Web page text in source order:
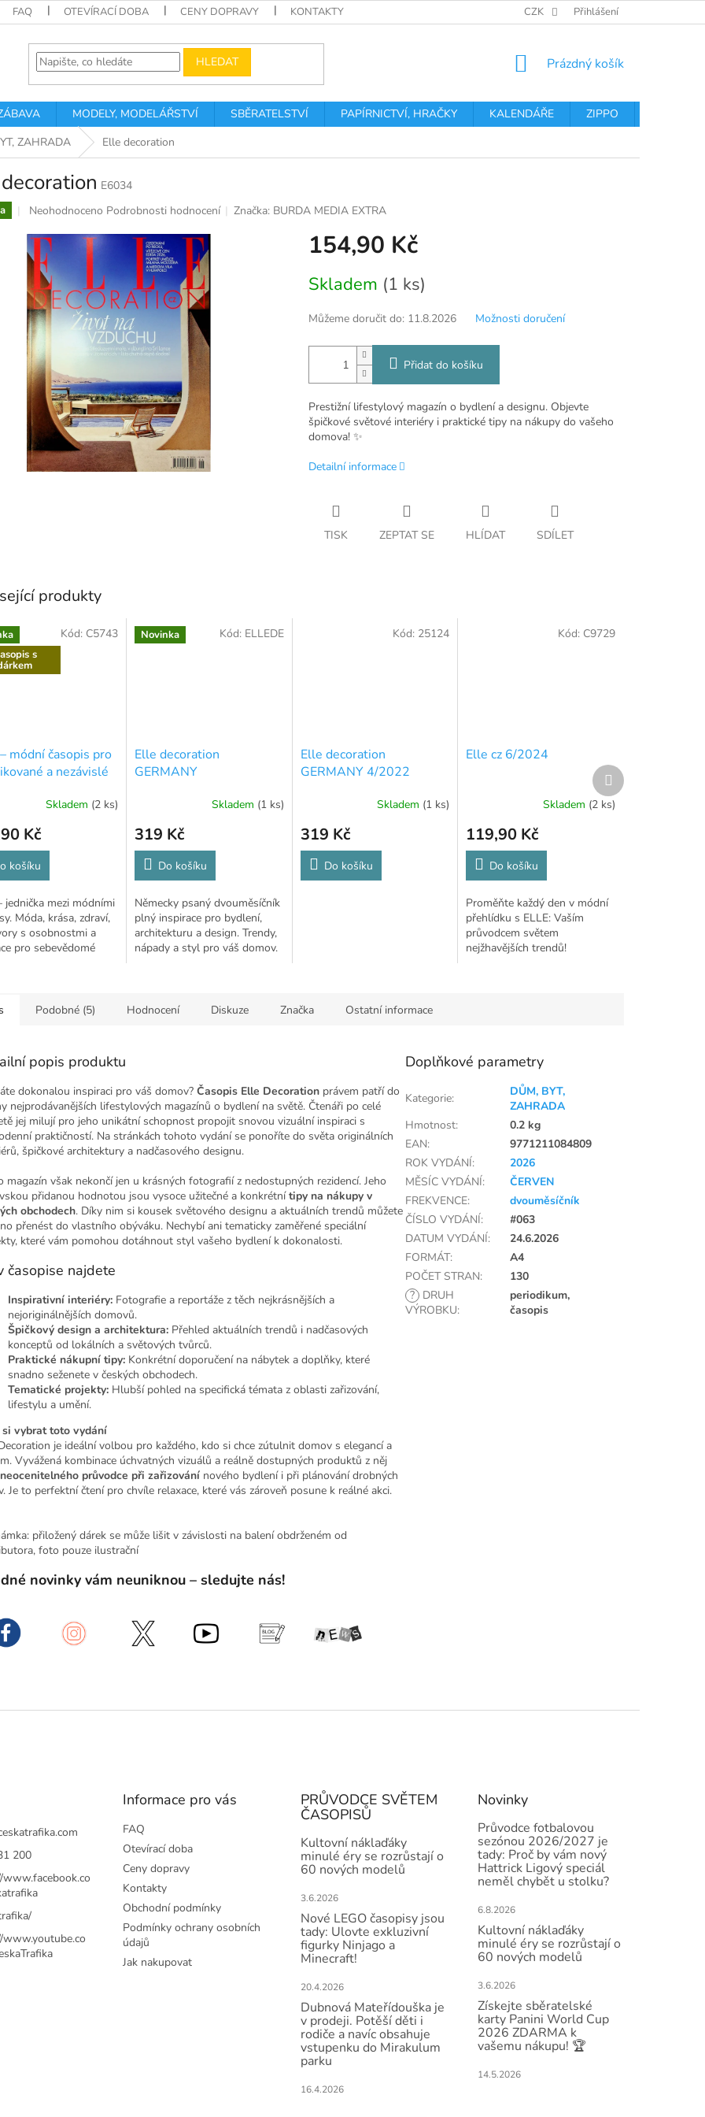
FAQ OTEVÍRACÍ DOBA CENY DOPRAVY KONTAKTY PODMÍNKY OCHRANY OSOBNÍCH
CZK Přihlášení
HLEDAT
NÁKUPNÍ
Prázdný košík
MODELY, MODELÁŘSTVÍ SBĚRATELSTVÍ PAPÍRNICTVÍ, HRAČKY KALENDÁŘE ZIPPO
ZAHRADA Elle decoration
E6034
Průměrné
produktu
je
0,0
z
5
hvězdiček.
Neohodnoceno Podrobnosti hodnocení Značka: BURDA MEDIA EXTRA
154,90 Kč
cena:
Skladem (1 ks)
Můžeme doručit do: 11.8.2026 Možnosti doručení
Přidat do košíku
Prestižní lifestylový magazín o bydlení a designu. Objevte
špičkové světové interiéry i praktické tipy na nákupy do vašeho
domova! ✨
Detailní informace
TISK ZEPTAT SE HLÍDAT SDÍLET
produkty
s
módní časopis pro
a nezávislé
Skladem (2 ks)
Kč
košíku
jednička mezi módními
Móda, krása, zdraví,
s osobnostmi a
pro sebevědomé
Kód: C5743 Novinka
Elle decoration
GERMANY
Skladem (1 ks)
319 Kč
Do košíku
Německy psaný dvouměsíčník
plný inspirace pro bydlení,
architekturu a design. Trendy,
nápady a styl pro váš domov.
Kód: ELLEDE
Elle decoration
GERMANY 4/2022
Skladem (1 ks)
319 Kč
Do košíku
Kód: 25124
Elle cz 6/2024
Skladem (2 ks)
119,90 Kč
Do košíku
Proměňte každý den v módní
přehlídku s ELLE: Vaším
průvodcem světem
nejžhavějších trendů!
Kód: C9729
Další
produkt
Podobné (5) Hodnocení Diskuze Značka Ostatní informace
popis produktu
dokonalou inspiraci pro váš domov? Časopis Elle Decoration právem patří do
nejprodávanějších lifestylových magazínů o bydlení na světě. Čtenáři po celé
jej milují pro jeho unikátní schopnost propojit snovou vizuální inspiraci s
praktičností. Na stránkách tohoto vydání se ponoříte do světa originálních
špičkové architektury a nadčasového designu.
magazín však nekončí jen u krásných fotografií z nedostupných rezidencí. Jeho
přidanou hodnotou jsou vysoce užitečné a konkrétní tipy na nákupy v
obchodech. Díky nim si kousek světového designu a aktuálních trendů můžete
přenést do vlastního obýváku. Nechybí ani tematicky zaměřené speciální
které vám pomohou dotáhnout styl vašeho bydlení k dokonalosti.
časopise najdete
Inspirativní interiéry: Fotografie a reportáže z těch nejkrásnějších a
nejoriginálnějších domovů.
Špičkový design a architektura: Přehled aktuálních trendů i nadčasových
konceptů od lokálních a světových tvůrců.
Praktické nákupní tipy: Konkrétní doporučení na nábytek a doplňky, které
snadno seženete v českých obchodech.
Tematické projekty: Hlubší pohled na specifická témata z oblasti zařizování,
lifestylu a umění.
si vybrat toto vydání
je ideální volbou pro každého, kdo si chce zútulnit domov s elegancí a
Vyvážená kombinace úchvatných vizuálů a reálně dostupných produktů z něj
neocenitelného průvodce při zařizování nového bydlení i při plánování drobných
Je to perfektní čtení pro chvíle relaxace, které vás zároveň posune k reálné akci.
přiložený dárek se může lišit v závislosti na balení obdrženém od
foto pouze ilustrační
novinky vám neuniknou – sledujte nás!
Doplňkové parametry
Kategorie:
DŮM, BYT,
ZAHRADA
Hmotnost:
0.2 kg
EAN:
9771211084809
ROK VYDÁNÍ:
2026
MĚSÍC VYDÁNÍ:
ČERVEN
FREKVENCE:
dvouměsíčník
ČÍSLO VYDÁNÍ:
#063
DATUM VYDÁNÍ:
24.6.2026
FORMÁT:
A4
POČET STRAN:
130
? DRUH
VÝROBKU:
periodikum,
časopis
200
Informace pro vás
FAQ
Otevírací doba
Ceny dopravy
Kontakty
Obchodní podmínky
Podmínky ochrany osobních
údajů
Jak nakupovat
PRŮVODCE SVĚTEM
ČASOPISŮ
Kultovní náklaďáky
minulé éry se rozrůstají o
60 nových modelů
3.6.2026
Nové LEGO časopisy jsou
tady: Ulovte exkluzivní
figurky Ninjago a
Minecraft!
20.4.2026
Dubnová Mateřídouška je
v prodeji. Potěší děti i
rodiče a navíc obsahuje
vstupenku do Mirakulum
parku
16.4.2026
Novinky
Průvodce fotbalovou
sezónou 2026/2027 je
tady: Proč by vám nový
Hattrick Ligový speciál
neměl chybět u stolku?
6.8.2026
Kultovní náklaďáky
minulé éry se rozrůstají o
60 nových modelů
3.6.2026
Získejte sběratelské
karty Panini World Cup
2026 ZDARMA k
vašemu nákupu! 🏆
14.5.2026